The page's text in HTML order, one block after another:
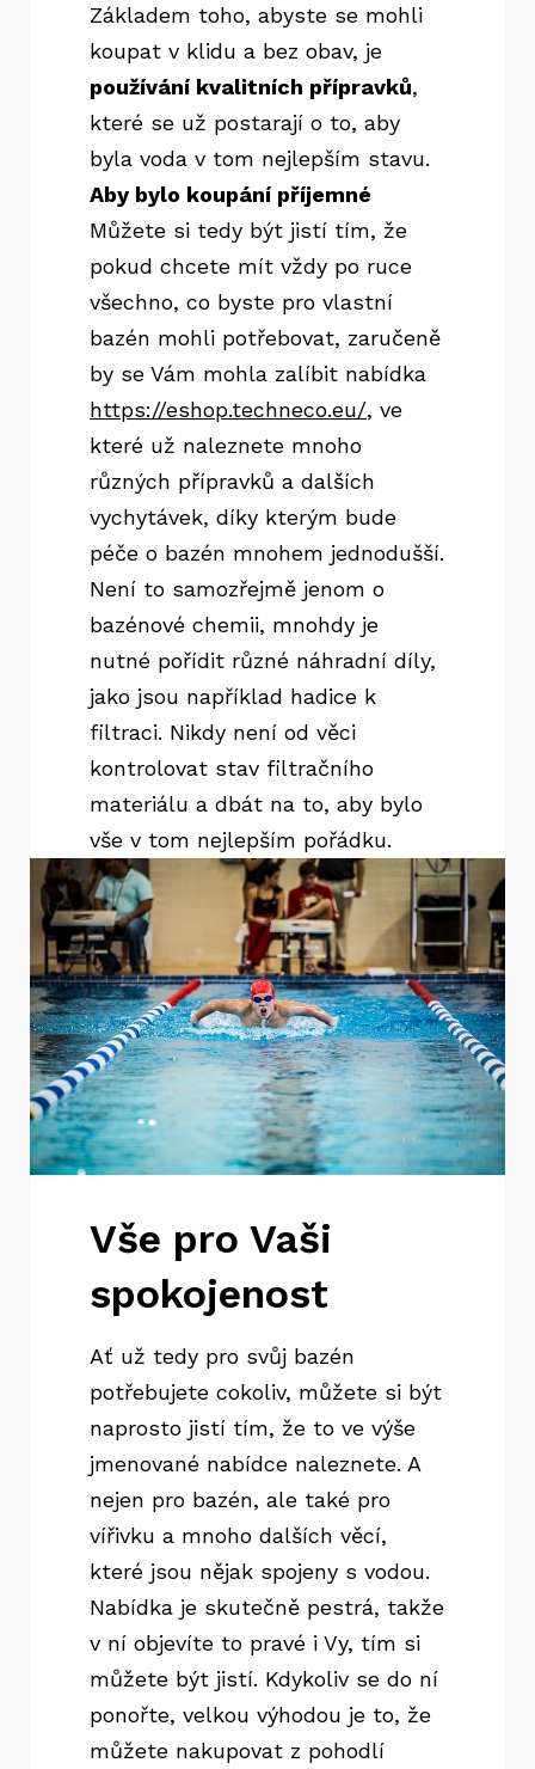
Základem toho, abyste se mohli
koupat v klidu a bez obav, je
používání kvalitních přípravků,
které se už postarají o to, aby
byla voda v tom nejlepším stavu.
Aby bylo koupání příjemné
Můžete si tedy být jistí tím, že
pokud chcete mít vždy po ruce
všechno, co byste pro vlastní
bazén mohli potřebovat, zaručeně
by se Vám mohla zalíbit nabídka
https://eshop.techneco.eu/, ve
které už naleznete mnoho
různých přípravků a dalších
vychytávek, díky kterým bude
péče o bazén mnohem jednodušší.
Není to samozřejmě jenom o
bazénové chemii, mnohdy je
nutné pořídit různé náhradní díly,
jako jsou například hadice k
filtraci. Nikdy není od věci
kontrolovat stav filtračního
materiálu a dbát na to, aby bylo
vše v tom nejlepším pořádku.
Vše pro Vaši
spokojenost
Ať už tedy pro svůj bazén
potřebujete cokoliv, můžete si být
naprosto jistí tím, že to ve výše
jmenované nabídce naleznete. A
nejen pro bazén, ale také pro
vířivku a mnoho dalších věcí,
které jsou nějak spojeny s vodou.
Nabídka je skutečně pestrá, takže
v ní objevíte to pravé i Vy, tím si
můžete být jistí. Kdykoliv se do ní
ponořte, velkou výhodou je to, že
můžete nakupovat z pohodlí